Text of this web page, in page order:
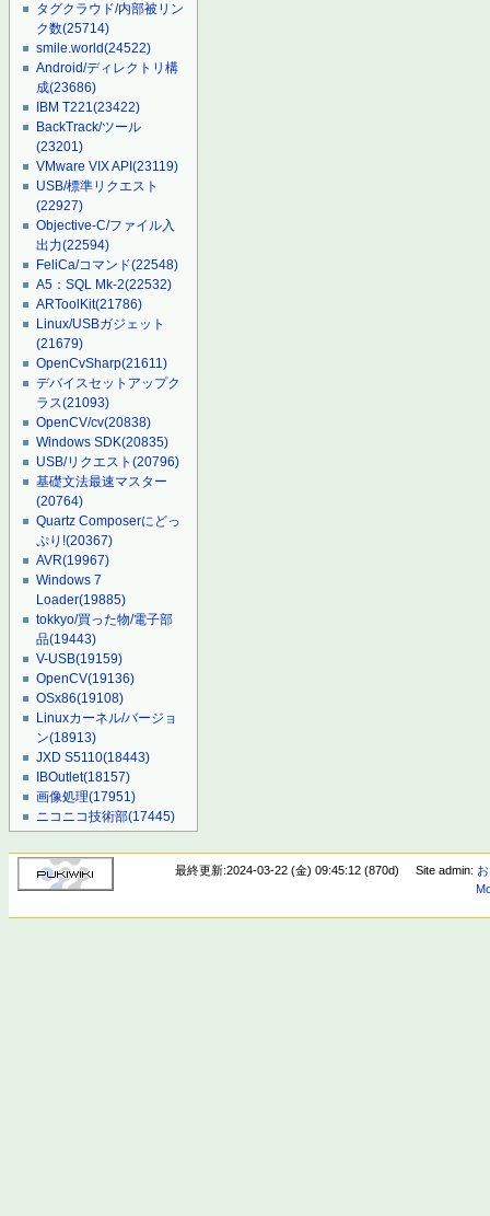
タグクラウド/内部被リン
ク数(25714)
smile.world(24522)
Android/ディレクトリ構
成(23686)
IBM T221(23422)
BackTrack/ツール
(23201)
VMware VIX API(23119)
USB/標準リクエスト
(22927)
Objective-C/ファイル入
出力(22594)
FeliCa/コマンド(22548)
A5：SQL Mk-2(22532)
ARToolKit(21786)
Linux/USBガジェット
(21679)
OpenCvSharp(21611)
デバイスセットアップク
ラス(21093)
OpenCV/cv(20838)
Windows SDK(20835)
USB/リクエスト(20796)
基礎文法最速マスター
(20764)
Quartz Composerにどっ
ぷり!(20367)
AVR(19967)
Windows 7
Loader(19885)
tokkyo/買った物/電子部
品(19443)
V-USB(19159)
OpenCV(19136)
OSx86(19108)
Linuxカーネル/バージョ
ン(18913)
JXD S5110(18443)
IBOutlet(18157)
画像処理(17951)
ニコニコ技術部(17445)
最終更新:2024-03-22 (金) 09:45:12 (870d) Site admin: